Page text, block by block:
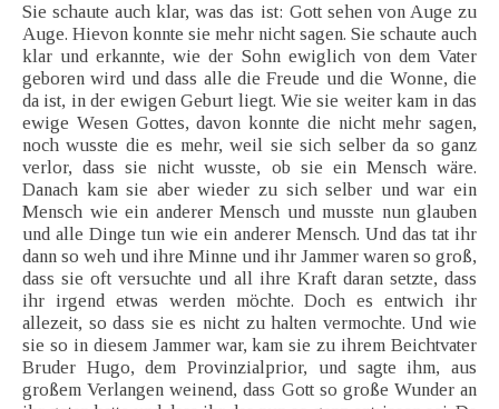
Sie schaute auch klar, was das ist: Gott sehen von Auge zu
Auge. Hievon konnte sie mehr nicht sagen. Sie schaute auch
klar und erkannte, wie der Sohn ewiglich von dem Vater
geboren wird und dass alle die Freude und die Wonne, die
da ist, in der ewigen Geburt liegt. Wie sie weiter kam in das
ewige Wesen Gottes, davon konnte die nicht mehr sagen,
noch wusste die es mehr, weil sie sich selber da so ganz
verlor, dass sie nicht wusste, ob sie ein Mensch wäre.
Danach kam sie aber wieder zu sich selber und war ein
Mensch wie ein anderer Mensch und musste nun glauben
und alle Dinge tun wie ein anderer Mensch. Und das tat ihr
dann so weh und ihre Minne und ihr Jammer waren so groß,
dass sie oft versuchte und all ihre Kraft daran setzte, dass
ihr irgend etwas werden möchte. Doch es entwich ihr
allezeit, so dass sie es nicht zu halten vermochte. Und wie
sie so in diesem Jammer war, kam sie zu ihrem Beichtvater
Bruder Hugo, dem Provinzialprior, und sagte ihm, aus
großem Verlangen weinend, dass Gott so große Wunder an